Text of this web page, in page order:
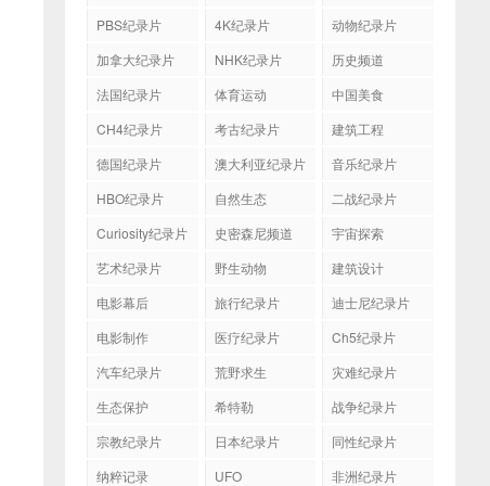
PBS纪录片
4K纪录片
动物纪录片
加拿大纪录片
NHK纪录片
历史频道
法国纪录片
体育运动
中国美食
CH4纪录片
考古纪录片
建筑工程
德国纪录片
澳大利亚纪录片
音乐纪录片
HBO纪录片
自然生态
二战纪录片
Curiosity纪录片
史密森尼频道
宇宙探索
艺术纪录片
野生动物
建筑设计
电影幕后
旅行纪录片
迪士尼纪录片
电影制作
医疗纪录片
Ch5纪录片
汽车纪录片
荒野求生
灾难纪录片
生态保护
希特勒
战争纪录片
宗教纪录片
日本纪录片
同性纪录片
纳粹记录
UFO
非洲纪录片